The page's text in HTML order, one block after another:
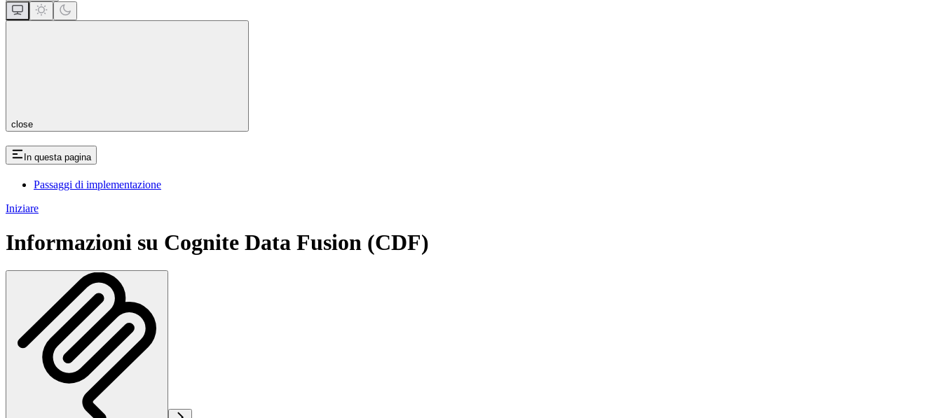
close
In questa pagina
Passaggi di implementazione
Iniziare
Informazioni su Cognite Data Fusion (CDF)